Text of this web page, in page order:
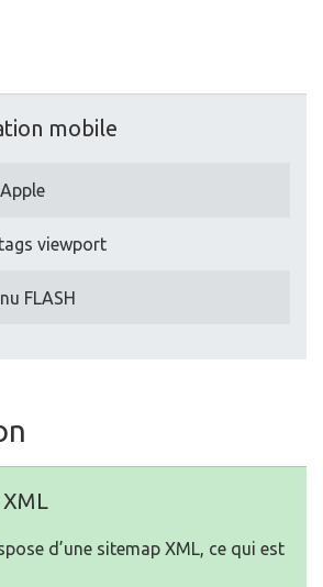
mobile
viewport
FLASH
d’une sitemap XML, ce qui est